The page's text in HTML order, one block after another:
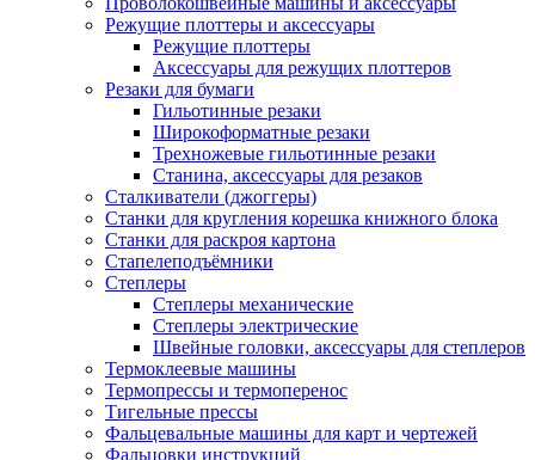
Режущие плоттеры и аксессуары
Режущие плоттеры
Аксессуары для режущих плоттеров
Резаки для бумаги
Гильотинные резаки
Широкоформатные резаки
Трехножевые гильотинные резаки
Станина, аксессуары для резаков
Сталкиватели (джоггеры)
Станки для кругления корешка книжного блока
Станки для раскроя картона
Стапелеподъёмники
Степлеры
Степлеры механические
Степлеры электрические
Швейные головки, аксессуары для степлеров
Термоклеевые машины
Термопрессы и термоперенос
Тигельные прессы
Фальцевальные машины для карт и чертежей
Фальцовки инструкций